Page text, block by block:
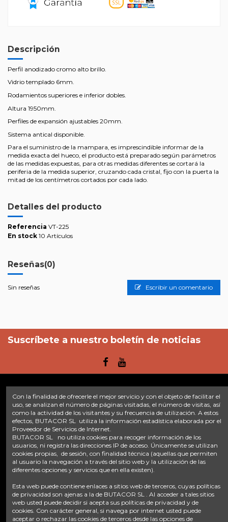
Descripción
Perfil anodizado cromo alto brillo.
Vidrio templado 6mm.
Rodamientos superiores e inferior dobles.
Altura 1950mm.
Perfiles de expansión ajustables 20mm.
Sistema antical disponible.
Para el suministro de la mampara, es imprescindible informar de la
medida exacta del hueco, el producto está preparado según parámetros
de las medidas expuestas, para otras medidas diferentes se cortará la
periferia de la medida superior, cruzando cada cristal, fijo con la puerta la
mitad de los centímetros cortados por cada lado.
Detalles del producto
Referencia VT-225
En stock 10 Artículos
Reseñas(0)
Sin reseñas Escribir un comentario
Suscríbete a nuestro boletín de noticias
Enlaces
Inicio Sobre nosotros Contacte con nosotros
Aviso legal
Política de privacidad
Tratamiento de datos
Términos y condiciones
Plazos de envío
Contáctanos
638 28 57 85
info@fontacor.com
Con la finalidad de ofrecerle el mejor servicio y con el objeto de facilitar el
uso, se analizan el número de páginas visitadas, el número de visitas, así
como la actividad de los visitantes y su frecuencia de utilización. A estos
efectos, BUTACOR SL utiliza la información estadística elaborada por el
Proveedor de Servicios de Internet.
BUTACOR SL no utiliza cookies para recoger información de los
usuarios, ni registra las direcciones IP de acceso. Únicamente se utilizan
cookies propias, de sesión, con finalidad técnica (aquellas que permiten
al usuario la navegación a través del sitio web y la utilización de las
diferentes opciones y servicios que en ella existen).
Esta web puede contiene enlaces a sitios web de terceros, cuyas políticas
de privacidad son ajenas a la de BUTACOR SL . Al acceder a tales sitios
web usted puede decidir si acepta sus políticas de privacidad y de
cookies. Con carácter general, si navega por internet usted puede
aceptar o rechazar las cookies de terceros desde las opciones de